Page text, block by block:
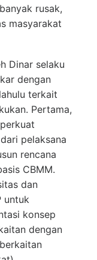
rusak,
masyarakat
Dinar selaku
dengan
terkait
Pertama,
dari pelaksana
rencana
CBMM.
dan
untuk
konsep
dengan